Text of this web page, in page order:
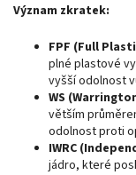
Význam zkratek:
FPF (Full
plné plastové
vyšší odolnost
WS
větším
odolnost proti
IWRC
jádro, které